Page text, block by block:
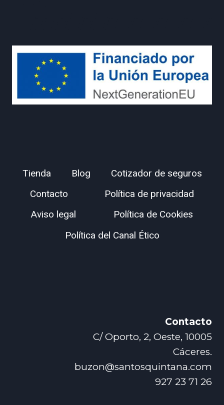
Tienda Blog
Cotizador de seguros
Contacto
Política de privacidad
Aviso legal
Política de Cookies
Política del Canal Ético
Contacto
C/ Oporto, 2, Oeste, 10005
Cáceres.
buzon@santosquintana.com
927 23 71 26